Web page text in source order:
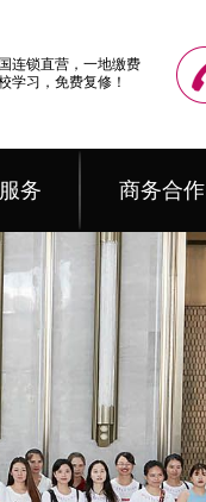
连锁直营，一地缴费
学习，免费复修！
务 商务合作